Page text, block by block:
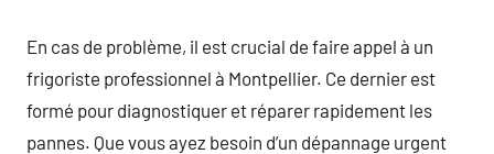
En cas de problème, il est crucial de faire appel à un
frigoriste professionnel à Montpellier. Ce dernier est
formé pour diagnostiquer et réparer rapidement les
pannes. Que vous ayez besoin d’un dépannage urgent